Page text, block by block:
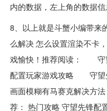
内的数据，左上角的数据信
8、以上就是斗蟹小编带来
么解决 怎么设置渲染不卡
戏愉快！推荐阅读： 守
配置玩家游戏攻略 守望
画面模糊有马赛克解决方
荐： 热门攻略 守望先锋配